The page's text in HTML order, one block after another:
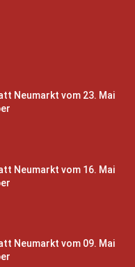
Neumarkt vom 23. Mai
Neumarkt vom 16. Mai
Neumarkt vom 09. Mai